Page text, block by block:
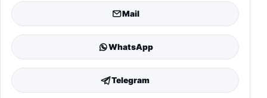
Mail
WhatsApp
Telegram